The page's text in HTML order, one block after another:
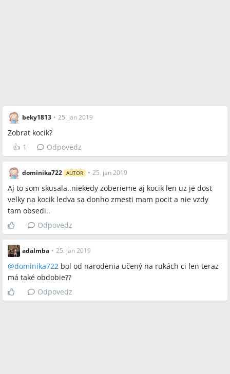
beky1813 • 25. jan 2019
Zobrat kocik?
👍 1 Odpovedz
dominika722 AUTOR • 25. jan 2019
Aj to som skusala..niekedy zoberieme aj kocik len uz je dost
velky na kocik ledva sa donho zmesti mam pocit a nie vzdy
tam obsedi..
Odpovedz
adalmba • 25. jan 2019
@dominika722 bol od narodenia učený na rukách ci len teraz
má také obdobie??
Odpovedz